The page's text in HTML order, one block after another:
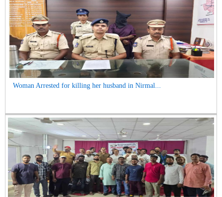
Woman Arrested for killing her husband in Nirmal...